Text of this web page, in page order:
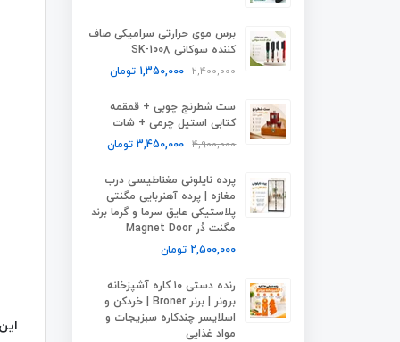
برس موی حرارتی سرامیکی صاف
کننده سوکانی SK-1008
2,400,000
1,350,000 تومان
ست شطرنج چوبی + قمقمه
کتابی استیل چرمی + شات
4,900,000
3,450,000 تومان
پرده نایلونی مغناطیسی درب
مغازه | پرده آهنربایی مگنتی
پلاستیکی عایق سرما و گرما برند
مگنت دُر Magnet Door
2,500,000 تومان
رنده دستی ۱۰ کاره آشپزخانه
برونر | برنر Broner | خردکن و
اسلایسر چندکاره سبزیجات و
مواد غذایی